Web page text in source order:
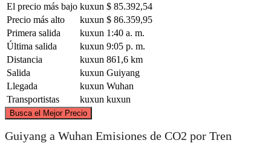
El precio más bajo kuxun $ 85.392,54
Precio más alto
kuxun $ 86.359,95
Primera salida
kuxun 1:40 a. m.
Última salida
kuxun 9:05 p. m.
Distancia
kuxun 861,6 km
Salida
kuxun Guiyang
Llegada
kuxun Wuhan
Transportistas
kuxun kuxun
Busca el Mejor Precio
Guiyang a Wuhan Emisiones de CO2 por Tren